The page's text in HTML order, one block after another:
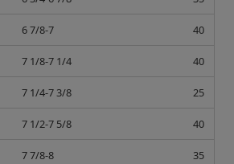
6 7/8-7 40
7 1/8-7 1/4 40
7 1/4-7 3/8 25
7 1/2-7 5/8 40
7 7/8-8 35